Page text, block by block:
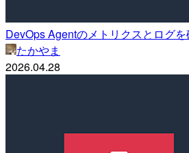
DevOps Agentのメトリクスとログ
たかやま
2026.04.28